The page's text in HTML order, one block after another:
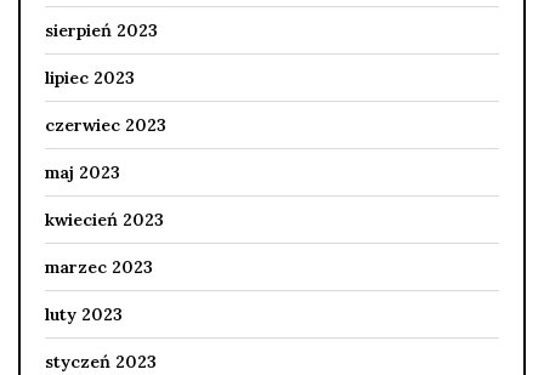
sierpień 2023
lipiec 2023
czerwiec 2023
maj 2023
kwiecień 2023
marzec 2023
luty 2023
styczeń 2023